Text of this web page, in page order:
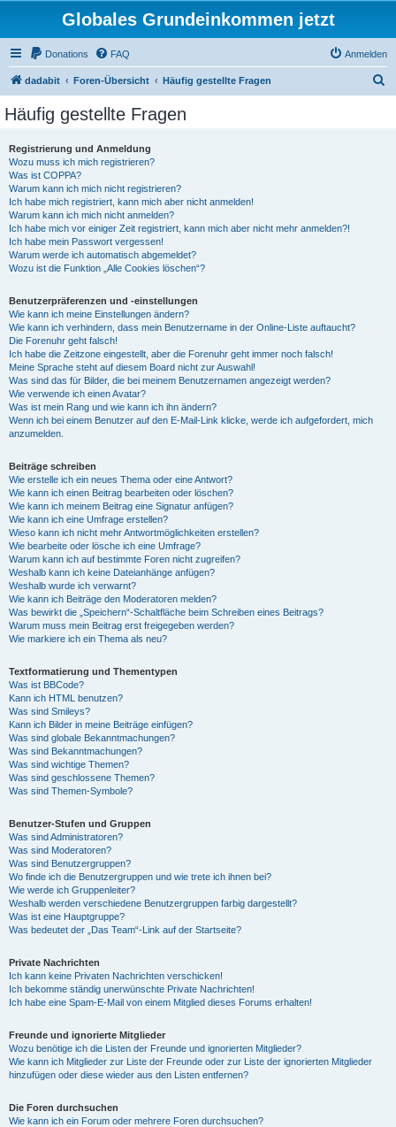
Globales Grundeinkommen jetzt
Donations FAQ Anmelden
dadabit Foren-Übersicht Häufig gestellte Fragen
Häufig gestellte Fragen
Registrierung und Anmeldung
Wozu muss ich mich registrieren?
Was ist COPPA?
Warum kann ich mich nicht registrieren?
Ich habe mich registriert, kann mich aber nicht anmelden!
Warum kann ich mich nicht anmelden?
Ich habe mich vor einiger Zeit registriert, kann mich aber nicht mehr anmelden?!
Ich habe mein Passwort vergessen!
Warum werde ich automatisch abgemeldet?
Wozu ist die Funktion „Alle Cookies löschen“?
Benutzerpräferenzen und -einstellungen
Wie kann ich meine Einstellungen ändern?
Wie kann ich verhindern, dass mein Benutzername in der Online-Liste auftaucht?
Die Forenuhr geht falsch!
Ich habe die Zeitzone eingestellt, aber die Forenuhr geht immer noch falsch!
Meine Sprache steht auf diesem Board nicht zur Auswahl!
Was sind das für Bilder, die bei meinem Benutzernamen angezeigt werden?
Wie verwende ich einen Avatar?
Was ist mein Rang und wie kann ich ihn ändern?
Wenn ich bei einem Benutzer auf den E-Mail-Link klicke, werde ich aufgefordert, mich
anzumelden.
Beiträge schreiben
Wie erstelle ich ein neues Thema oder eine Antwort?
Wie kann ich einen Beitrag bearbeiten oder löschen?
Wie kann ich meinem Beitrag eine Signatur anfügen?
Wie kann ich eine Umfrage erstellen?
Wieso kann ich nicht mehr Antwortmöglichkeiten erstellen?
Wie bearbeite oder lösche ich eine Umfrage?
Warum kann ich auf bestimmte Foren nicht zugreifen?
Weshalb kann ich keine Dateianhänge anfügen?
Weshalb wurde ich verwarnt?
Wie kann ich Beiträge den Moderatoren melden?
Was bewirkt die „Speichern“-Schaltfläche beim Schreiben eines Beitrags?
Warum muss mein Beitrag erst freigegeben werden?
Wie markiere ich ein Thema als neu?
Textformatierung und Thementypen
Was ist BBCode?
Kann ich HTML benutzen?
Was sind Smileys?
Kann ich Bilder in meine Beiträge einfügen?
Was sind globale Bekanntmachungen?
Was sind Bekanntmachungen?
Was sind wichtige Themen?
Was sind geschlossene Themen?
Was sind Themen-Symbole?
Benutzer-Stufen und Gruppen
Was sind Administratoren?
Was sind Moderatoren?
Was sind Benutzergruppen?
Wo finde ich die Benutzergruppen und wie trete ich ihnen bei?
Wie werde ich Gruppenleiter?
Weshalb werden verschiedene Benutzergruppen farbig dargestellt?
Was ist eine Hauptgruppe?
Was bedeutet der „Das Team“-Link auf der Startseite?
Private Nachrichten
Ich kann keine Privaten Nachrichten verschicken!
Ich bekomme ständig unerwünschte Private Nachrichten!
Ich habe eine Spam-E-Mail von einem Mitglied dieses Forums erhalten!
Freunde und ignorierte Mitglieder
Wozu benötige ich die Listen der Freunde und ignorierten Mitglieder?
Wie kann ich Mitglieder zur Liste der Freunde oder zur Liste der ignorierten Mitglieder
hinzufügen oder diese wieder aus den Listen entfernen?
Die Foren durchsuchen
Wie kann ich ein Forum oder mehrere Foren durchsuchen?